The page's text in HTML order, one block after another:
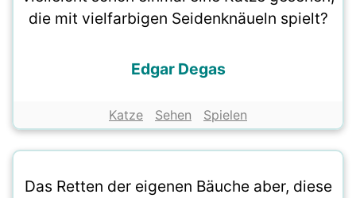
die mit vielfarbigen Seidenknäueln spielt?
Edgar Degas
Katze Sehen Spielen
Das Retten der eigenen Bäuche aber, diese